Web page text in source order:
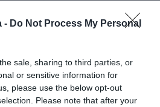
- Do Not Process My Personal
sale, sharing to third parties, or
or sensitive information for
please use the below opt-out
Please note that after your
de cetăţeni români să plece
de pe piaţa muncii. „Pe 1
în care nu doar Spania, Marea
ţări vor ridica ultimele